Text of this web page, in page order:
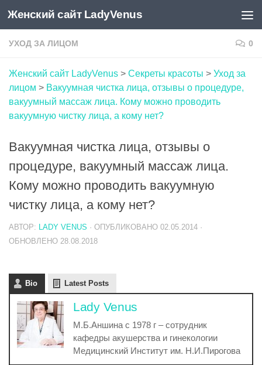
Skip to content
Женский сайт LadyVenus
УХОД ЗА ЛИЦОМ 0
Женский сайт LadyVenus > Секреты красоты > Уход за
лицом > Вакуумная чистка лица, отзывы о процедуре,
вакуумный массаж лица. Кому можно проводить
вакуумную чистку лица, а кому нет?
Вакуумная чистка лица, отзывы о
процедуре, вакуумный массаж лица.
Кому можно проводить вакуумную
чистку лица, а кому нет?
АВТОР: LADY VENUS · ОПУБЛИКОВАНО 02.05.2014 ·
ОБНОВЛЕНО 28.08.2018
Bio Latest Posts
Lady Venus
М.Б.Аншина с 1978 г – сотрудник
кафедры акушерства и гинекологии
Медицинский Институт им. Н.И.Пирогова